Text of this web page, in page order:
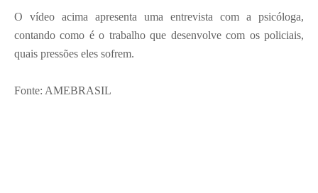
O vídeo acima apresenta uma entrevista com a psicóloga,
contando como é o trabalho que desenvolve com os policiais,
quais pressões eles sofrem.
Fonte: AMEBRASIL